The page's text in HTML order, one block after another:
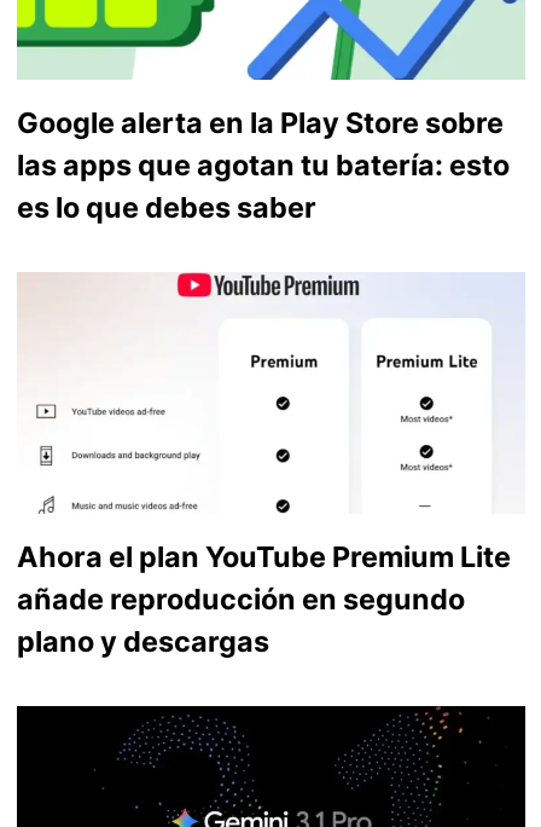
Google alerta en la Play Store sobre
las apps que agotan tu batería: esto
es lo que debes saber
Ahora el plan YouTube Premium Lite
añade reproducción en segundo
plano y descargas